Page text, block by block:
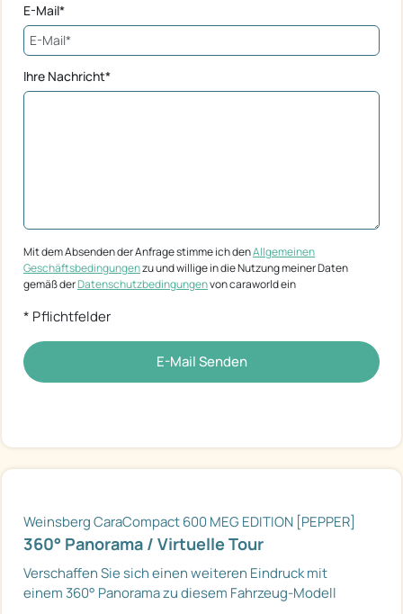
E-Mail*
Ihre Nachricht*
Mit dem Absenden der Anfrage stimme ich denAllgemeinen
Geschäftsbedingungenzu und willige in die Nutzung meiner Daten
gemäß derDatenschutzbedingungenvon caraworld ein
* Pflichtfelder
E-Mail Senden
Weinsberg CaraCompact 600 MEG EDITION [PEPPER]
360° Panorama / Virtuelle Tour
Verschaffen Sie sich einen weiteren Eindruck mit
einem 360° Panorama zu diesem Fahrzeug-Modell